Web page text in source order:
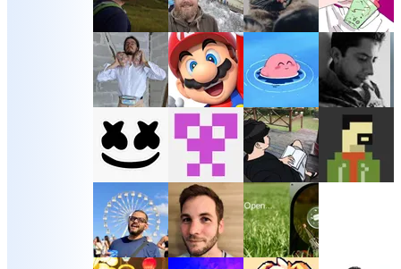
GitHub
BlueSky
Mastodon